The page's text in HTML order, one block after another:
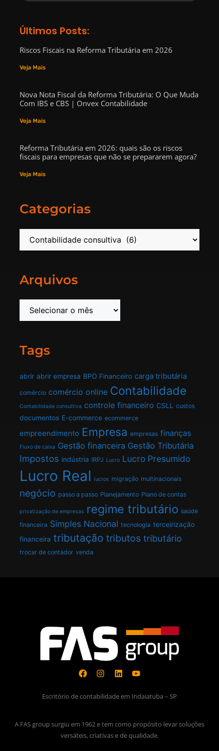
Últimos Posts:
Riscos Fiscais na Reforma Tributária em 2026
Veja Mais
Nova Nota Fiscal da Reforma Tributária: O Que Muda
Com IBS e CBS | Onvex Contabilidade
Veja Mais
Reforma Tributária em 2026: quais são os riscos
fiscais para empresas que não se prepararem agora?
Veja Mais
Categorias
Arquivos
Tags
abrir abrir empresa BPO Financeiro carga tributária
comércio comércio online Contabilidade
Contabilidade consultiva controle financeiro CSLL custos
documentos E-commerce ecommerce
empreendimento Empresa empresas finanças
Fluxo de caixa Gestão financeira Gestão Tributária
Impostos indústria IRPJ Lucro Lucro Presumido
Lucro Real lucros migração multinacionais
negócio passo a passo Planejamento Plano de contas
privatização de empresas regime tributário saúde
financeira Simples Nacional tecnologia terceirização
financeira tributação tributos tributário
trocar de contador venda
Escritório de contabilidade em Indaiatuba – SP
A FAS group surgiu em 1962 e tem como propósito levar soluções
versáteis, criativas e de qualidade.